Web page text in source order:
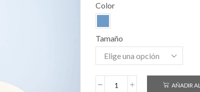
Color
Tamaño
AÑADIR